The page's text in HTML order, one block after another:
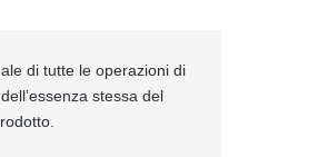
di tutte le operazioni di
stessa del